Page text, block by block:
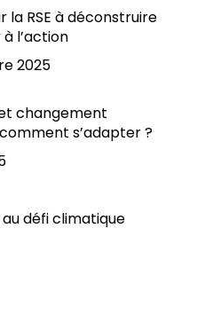
la RSE à déconstruire
l’action
2025
changement
s’adapter ?
au défi climatique